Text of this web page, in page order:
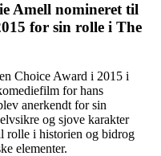
Amell nomineret til
for sin rolle i The
Choice Award i 2015 i
for hans
anerkendt for sin
og sjove karakter
rolle i historien og bidrog
elementer.